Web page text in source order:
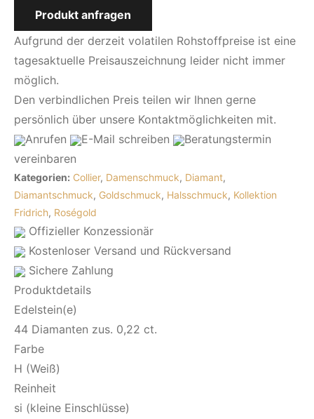
Produkt anfragen
Aufgrund der derzeit volatilen Rohstoffpreise ist eine
tagesaktuelle Preisauszeichnung leider nicht immer
möglich.
Den verbindlichen Preis teilen wir Ihnen gerne
persönlich über unsere Kontaktmöglichkeiten mit.
Anrufen
E-Mail schreiben
Beratungstermin
vereinbaren
Kategorien: Collier, Damenschmuck, Diamant,
Diamantschmuck, Goldschmuck, Halsschmuck, Kollektion
Fridrich, Roségold
Offizieller Konzessionär
Kostenloser Versand und Rückversand
Sichere Zahlung
Produktdetails
Edelstein(e)
44 Diamanten zus. 0,22 ct.
Farbe
H (Weiß)
Reinheit
si (kleine Einschlüsse)